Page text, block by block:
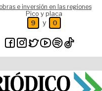
e inversión en las regiones
Pico y placa
9 y 0